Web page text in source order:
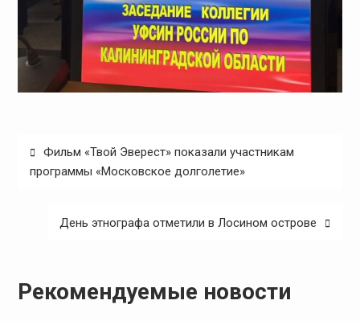
Навигация
по
Фильм «Твой Эверест» показали участникам
программы «Московское долголетие»
День этнографа отметили в Лосином острове
Рекомендуемые новости